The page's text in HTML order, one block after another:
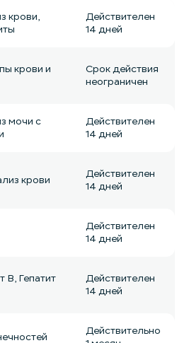
крови,
Действителен
14 дней
крови и
Срок действия
неограничен
мочи с
Действителен
14 дней
крови
Действителен
14 дней
Действителен
14 дней
B, Гепатит
Действителен
14 дней
Действительно